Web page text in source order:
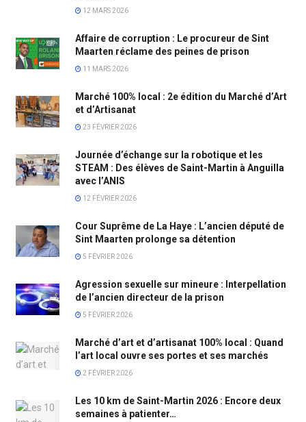
12 MARS 2026
Affaire de corruption : Le procureur de Sint
Maarten réclame des peines de prison
11 MARS 2026
Marché 100% local : 2e édition du Marché d’Art
et d’Artisanat
23 FÉVRIER 2026
Journée d’échange sur la robotique et les
STEAM : Des élèves de Saint-Martin à Anguilla
avec l’ANIS
12 FÉVRIER 2026
Cour Suprême de La Haye : L’ancien député de
Sint Maarten prolonge sa détention
5 FÉVRIER 2026
Agression sexuelle sur mineure : Interpellation
de l’ancien directeur de la prison
5 FÉVRIER 2026
Marché d’art et d’artisanat 100% local : Quand
l’art local ouvre ses portes et ses marchés
2 FÉVRIER 2026
Les 10 km de Saint-Martin 2026 : Encore deux
semaines à patienter…